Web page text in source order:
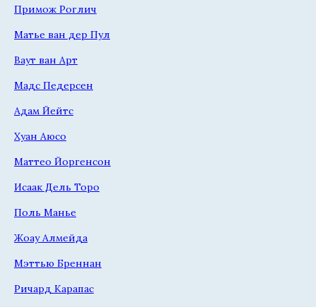
Примож Роглич
Матье ван дер Пул
Ваут ван Арт
Мадс Педерсен
Адам Йейтс
Хуан Аюсо
Маттео Йоргенсон
Исаак Дель Торо
Поль Манье
Жоау Алмейда
Мэттью Бреннан
Ричард Карапас